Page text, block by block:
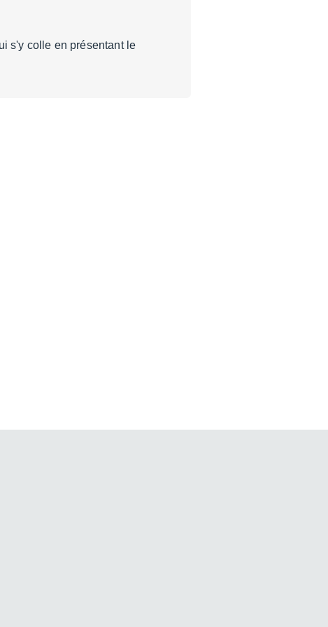
s'y colle en présentant le